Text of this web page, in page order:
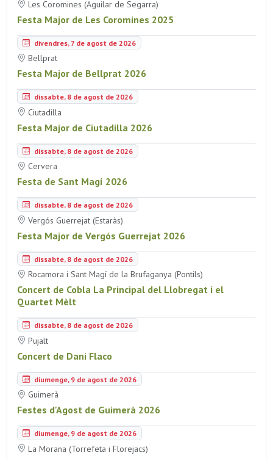
Les Coromines (Aguilar de Segarra)
Festa Major de Les Coromines 2025
divendres, 7 de agost de 2026
Bellprat
Festa Major de Bellprat 2026
dissabte, 8 de agost de 2026
Ciutadilla
Festa Major de Ciutadilla 2026
dissabte, 8 de agost de 2026
Cervera
Festa de Sant Magí 2026
dissabte, 8 de agost de 2026
Vergós Guerrejat (Estaràs)
Festa Major de Vergós Guerrejat 2026
dissabte, 8 de agost de 2026
Rocamora i Sant Magí de la Brufaganya (Pontils)
Concert de Cobla La Principal del Llobregat i el
Quartet Mèlt
dissabte, 8 de agost de 2026
Pujalt
Concert de Dani Flaco
diumenge, 9 de agost de 2026
Guimerà
Festes d'Agost de Guimerà 2026
diumenge, 9 de agost de 2026
La Morana (Torrefeta i Florejacs)